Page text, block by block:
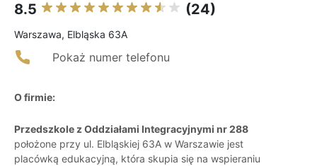
8.5 (24)
Warszawa, Elbląska 63A
Pokaż numer telefonu
O firmie:
Przedszkole z Oddziałami Integracyjnymi nr 288
położone przy ul. Elbląskiej 63A w Warszawie jest
placówką edukacyjną, która skupia się na wspieraniu